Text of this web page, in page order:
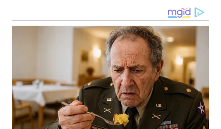
KALTENG
WN
KALSEL
WN